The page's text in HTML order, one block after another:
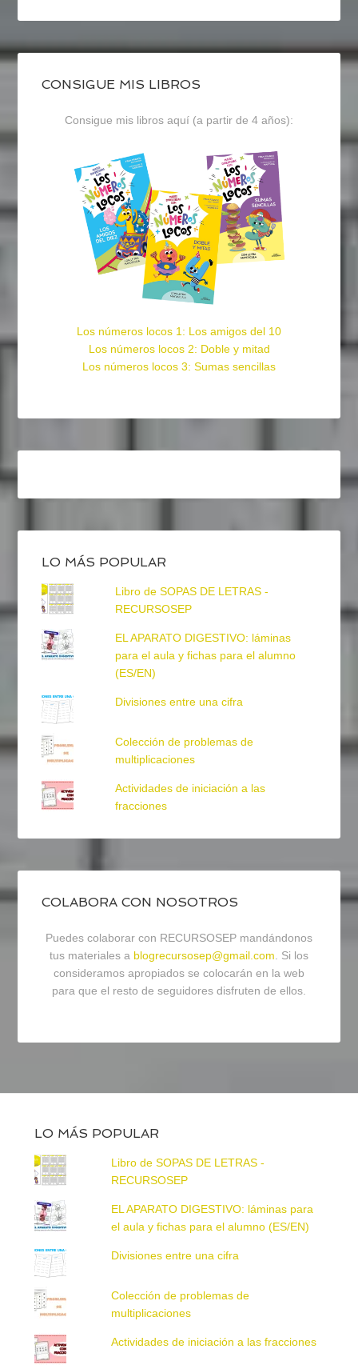
CONSIGUE MIS LIBROS
Consigue mis libros aquí (a partir de 4 años):
Los números locos 1: Los amigos del 10
Los números locos 2: Doble y mitad
Los números locos 3: Sumas sencillas
LO MÁS POPULAR
Libro de SOPAS DE LETRAS -
RECURSOSEP
EL APARATO DIGESTIVO: láminas
para el aula y fichas para el alumno
(ES/EN)
Divisiones entre una cifra
Colección de problemas de
multiplicaciones
Actividades de iniciación a las
fracciones
COLABORA CON NOSOTROS
Puedes colaborar con RECURSOSEP mandándonos
tus materiales a blogrecursosep@gmail.com. Si los
consideramos apropiados se colocarán en la web
para que el resto de seguidores disfruten de ellos.
LO MÁS POPULAR
Libro de SOPAS DE LETRAS -
RECURSOSEP
EL APARATO DIGESTIVO: láminas para
el aula y fichas para el alumno (ES/EN)
Divisiones entre una cifra
Colección de problemas de
multiplicaciones
Actividades de iniciación a las fracciones